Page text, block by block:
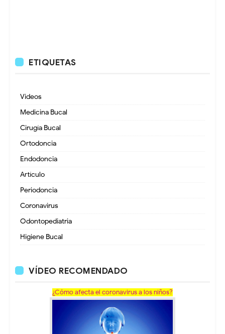
ETIQUETAS
Videos
Medicina Bucal
Cirugía Bucal
Ortodoncia
Endodoncia
Artículo
Periodoncia
Coronavirus
Odontopediatria
Higiene Bucal
VÍDEO RECOMENDADO
¿Cómo afecta el coronavirus a los niños?